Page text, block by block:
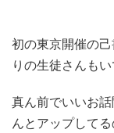
初の東京開催の
りの生徒さんも
真ん前でいいお
んとアップしてる